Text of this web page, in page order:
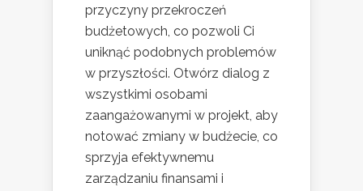
przyczyny przekroczeń
budżetowych, co pozwoli Ci
uniknąć podobnych problemów
w przyszłości. Otwórz dialog z
wszystkimi osobami
zaangażowanymi w projekt, aby
notować zmiany w budżecie, co
sprzyja efektywnemu
zarządzaniu finansami i